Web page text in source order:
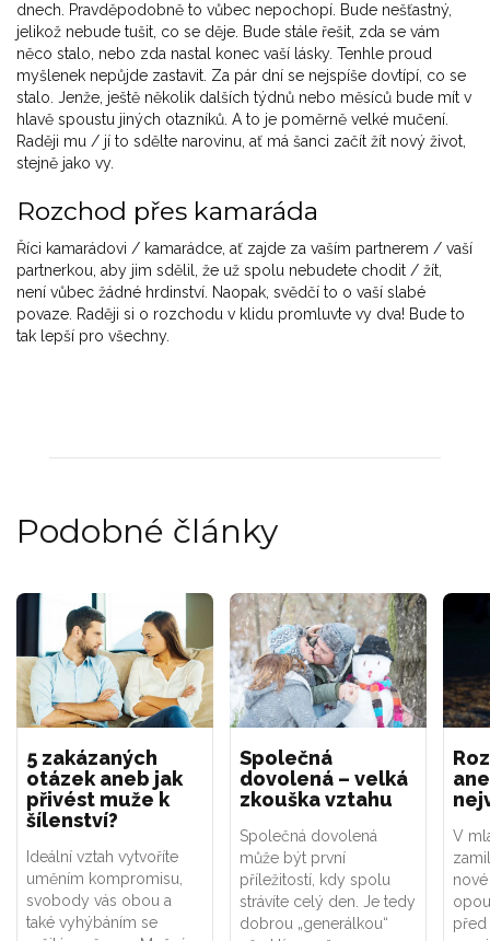
dnech. Pravděpodobně to vůbec nepochopí. Bude nešťastný,
jelikož nebude tušit, co se děje. Bude stále řešit, zda se vám
něco stalo, nebo zda nastal konec vaší lásky. Tenhle proud
myšlenek nepůjde zastavit. Za pár dní se nejspíše dovtípí, co se
stalo. Jenže, ještě několik dalších týdnů nebo měsíců bude mít v
hlavě spoustu jiných otazníků. A to je poměrně velké mučení.
Raději mu / jí to sdělte narovinu, ať má šanci začít žít nový život,
stejně jako vy.
Rozchod přes kamaráda
Říci kamarádovi / kamarádce, ať zajde za vaším partnerem / vaší
partnerkou, aby jim sdělil, že už spolu nebudete chodit / žít,
není vůbec žádné hrdinství. Naopak, svědčí to o vaší slabé
povaze. Raději si o rozchodu v klidu promluvte vy dva! Bude to
tak lepší pro všechny.
Podobné články
5 zakázaných
otázek aneb jak
přivést muže k
šílenství?
Ideální vztah vytvoříte
uměním kompromisu,
svobody vás obou a
také vyhýbáním se
Společná
dovolená – velká
zkouška vztahu
Společná dovolená
může být první
příležitostí, kdy spolu
strávíte celý den. Je tedy
dobrou „generálkou“
V
před